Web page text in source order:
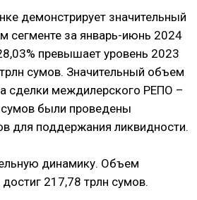
демонстрирует значительный
сегменте за январь-июнь 2024
превышает уровень 2023
сумов. Значительный объем
сделки междилерского РЕПО –
сумов были проведены
для поддержания ликвидности.
динамику. Объем
217,78 трлн сумов.